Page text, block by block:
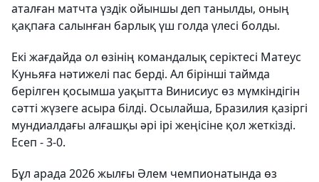
аталған матчта үздік ойыншы деп танылды, оның
қақпаға салынған барлық үш голда үлесі болды.
Екі жағдайда ол өзінің командалық серіктесі Матеус
Куньяға нәтижелі пас берді. Ал бірінші таймда
берілген қосымша уақытта Винисиус өз мүмкіндігін
сәтті жүзеге асыра білді. Осылайша, Бразилия қазіргі
мундиалдағы алғашқы әрі ірі жеңісіне қол жеткізді.
Есеп - 3-0.
Бұл арада 2026 жылғы Әлем чемпионатында өз